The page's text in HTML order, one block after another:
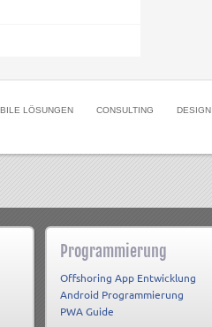
LÖSUNGEN CONSULTING DESIGN
Programmierung
Offshoring App Entwicklung
Android Programmierung
PWA Guide